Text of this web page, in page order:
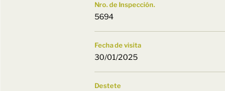
Nro. de Inspección.
5694
Fecha de visita
30/01/2025
Destete